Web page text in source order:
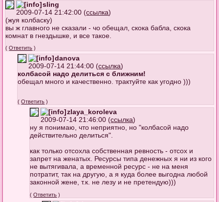
sling
2009-07-14 21:42:00 (ссылка)
(жуя колбаску)
вы ж главного не сказали - чо обещал, скока бабла, скока
комнат в гнездышке, и все такое.
(Ответить )
danova
2009-07-14 21:44:00 (ссылка)
колбасой надо делиться с ближним!
обещал много и качественно. трактуйте как угодно )))
(Ответить )
zlaya_koroleva
2009-07-14 21:46:00 (ссылка)
ну я понимаю, что неприятно, но "колбасой надо
действительно делиться".
как только отсохла собственная ревность - отсох и
запрет на женатых. Ресурсы типа денежных я ни из кого
не вытягивала, а временной ресурс - не на меня
потратит, так на другую, а я куда более выгодна любой
законной жене, т.к. не лезу и не претендую)))
(Ответить )